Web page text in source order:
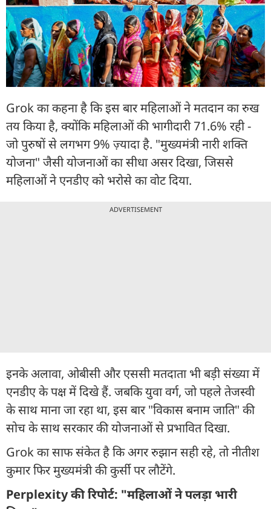
Grok का कहना है कि इस बार महिलाओं ने मतदान का रुख
तय किया है, क्योंकि महिलाओं की भागीदारी 71.6% रही -
जो पुरुषों से लगभग 9% ज़्यादा है. "मुख्यमंत्री नारी शक्ति
योजना" जैसी योजनाओं का सीधा असर दिखा, जिससे
महिलाओं ने एनडीए को भरोसे का वोट दिया.
ADVERTISEMENT
इनके अलावा, ओबीसी और एससी मतदाता भी बड़ी संख्या में
एनडीए के पक्ष में दिखे हैं. जबकि युवा वर्ग, जो पहले तेजस्वी
के साथ माना जा रहा था, इस बार "विकास बनाम जाति" की
सोच के साथ सरकार की योजनाओं से प्रभावित दिखा.
Grok का साफ संकेत है कि अगर रुझान सही रहे, तो नीतीश
कुमार फिर मुख्यमंत्री की कुर्सी पर लौटेंगे.
Perplexity की रिपोर्ट: "महिलाओं ने पलड़ा भारी